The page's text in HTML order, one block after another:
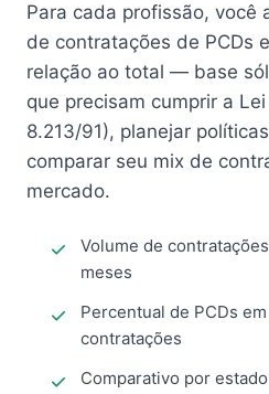
Para cada profissão, você
de contratações de PCDs
relação ao total — base
que precisam cumprir a
8.213/91), planejar
comparar seu mix de
mercado.
Volume de
meses
Percentual de PCDs
contratações
Comparativo por